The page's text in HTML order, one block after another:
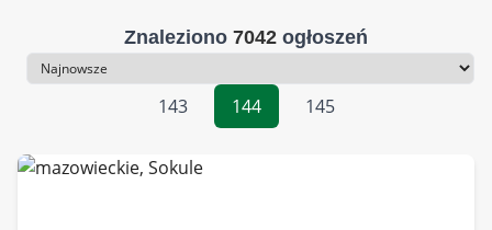
Znaleziono 7042 ogłoszeń
Sortowanie
143
144 145